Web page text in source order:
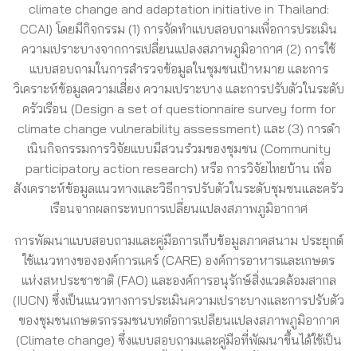
climate change and adaptation initiative in Thailand:
CCAI) โดยมีกิจกรรม (1) การจัดทําแบบสอบถามเพื่อการประเมิน
ความเปราะบางจากการเปลี่ยนแปลงสภาพภูมิอากาศ (2) การใช้
แบบสอบถามในการสํารวจข้อมูลในชุมชนเป้าหมาย และการ
วิเคราะห์ข้อมูลความเสี่ยง ความเปราะบาง และการปรับตัวในระดับ
ครัวเรือน (Design a set of questionnaire survey form for
climate change vulnerability assessment) และ (3) การดํา
เนินกิจกรรมการวิจัยแบบมีสวนรํวมของชุมชน (Community
participatory action research) หรือ การวิจัยไทยบ้าน เพื่อ
สังเคราะห์ข้อมูลแนวทางและวิธีการปรับตัวในระดับชุมชนและครัว
เรือนจากผลกระทบการเปลี่ยนแปลงสภาพภูมิอากาศ
การพัฒนาแบบสอบถามและคู่มือการเก็บข้อมูลภาคสนาม ประยุกต์
ใช้แนวทางขององค์การแคร์ (CARE) องค์การอาหารและเกษตร
แห่งสหประชาชาติ (FAO) และองค์การอนุรักษ์สิ่งแวดล้อมสากล
(IUCN) ซึ่งเป็นแนวทางการประเมินความเปราะบางและการปรับตัว
ของชุมชนเกษตรกรรมชนบทตํอการเปลียนแปลงสภาพภูมิอากาศ
(Climate change) ซึ่งแบบสอบถามและคู่มือที่พัฒนาขึ้นได้ใช้เป็น